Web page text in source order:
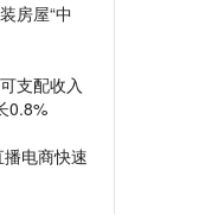
房屋“中
支配收入
0.8%
电商快速